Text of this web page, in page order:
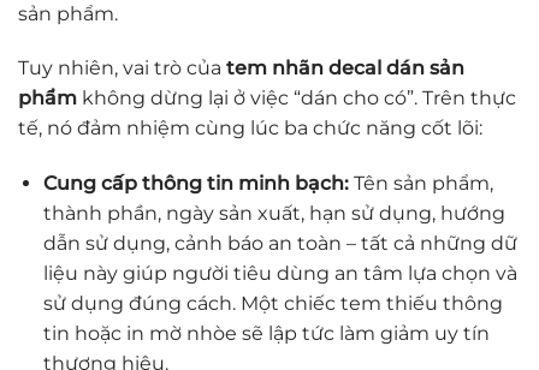
sản phẩm.
Tuy nhiên, vai trò của tem nhãn decal dán sản
phẩm không dừng lại ở việc “dán cho có”. Trên thực
tế, nó đảm nhiệm cùng lúc ba chức năng cốt lõi:
Cung cấp thông tin minh bạch:Tên sản phẩm,
thành phần, ngày sản xuất, hạn sử dụng, hướng
dẫn sử dụng, cảnh báo an toàn – tất cả những dữ
liệu này giúp người tiêu dùng an tâm lựa chọn và
sử dụng đúng cách. Một chiếc tem thiếu thông
tin hoặc in mờ nhòe sẽ lập tức làm giảm uy tín
thương hiệu.